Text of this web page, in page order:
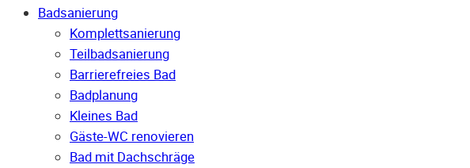
Badsanierung
Komplettsanierung
Teilbadsanierung
Barrierefreies Bad
Badplanung
Kleines Bad
Gäste-WC renovieren
Bad mit Dachschräge